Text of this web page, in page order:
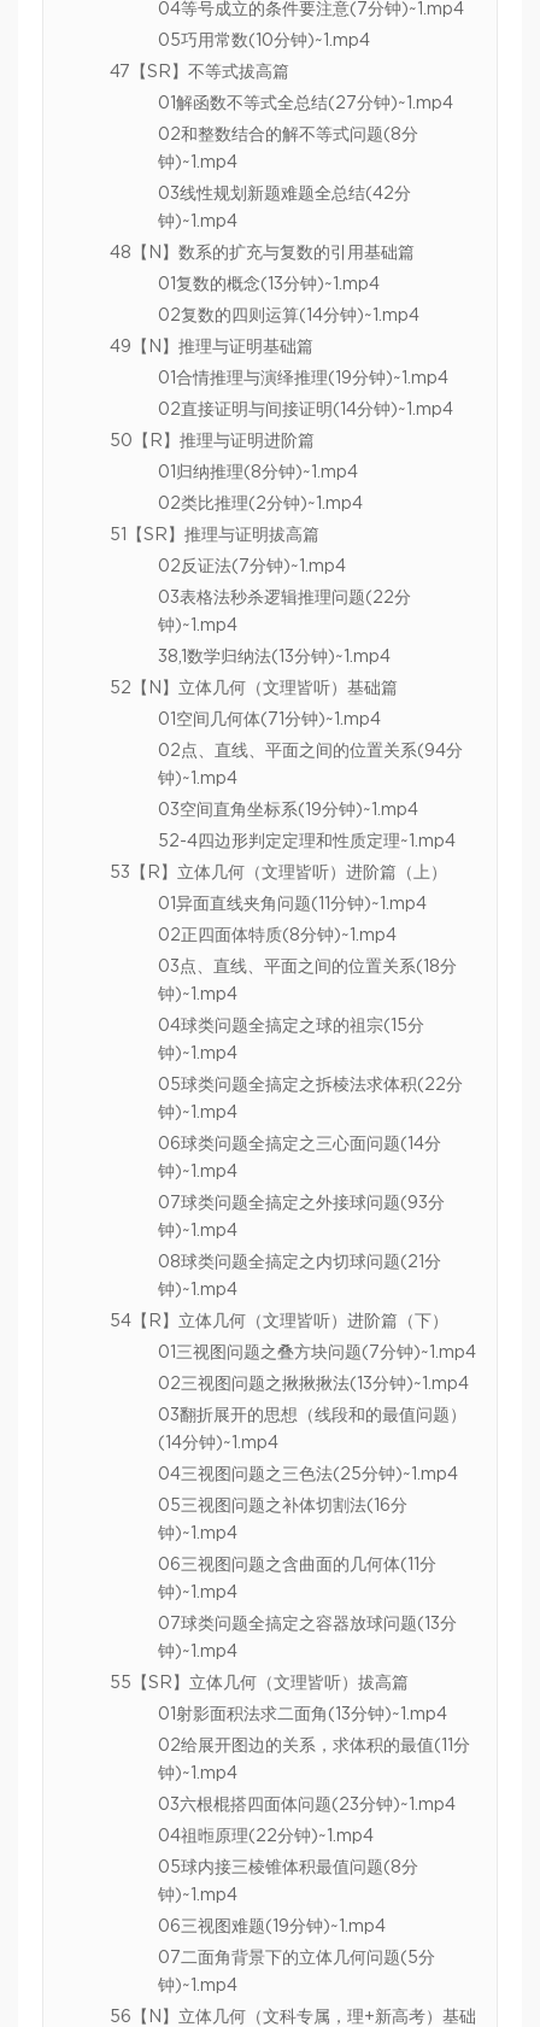
04等号成立的条件要注意(7分钟)~1.mp4
05巧用常数(10分钟)~1.mp4
47【SR】不等式拔高篇
01解函数不等式全总结(27分钟)~1.mp4
02和整数结合的解不等式问题(8分
钟)~1.mp4
03线性规划新题难题全总结(42分
钟)~1.mp4
48【N】数系的扩充与复数的引用基础篇
01复数的概念(13分钟)~1.mp4
02复数的四则运算(14分钟)~1.mp4
49【N】推理与证明基础篇
01合情推理与演绎推理(19分钟)~1.mp4
02直接证明与间接证明(14分钟)~1.mp4
50【R】推理与证明进阶篇
01归纳推理(8分钟)~1.mp4
02类比推理(2分钟)~1.mp4
51【SR】推理与证明拔高篇
02反证法(7分钟)~1.mp4
03表格法秒杀逻辑推理问题(22分
钟)~1.mp4
38,1数学归纳法(13分钟)~1.mp4
52【N】立体几何（文理皆听）基础篇
01空间几何体(71分钟)~1.mp4
02点、直线、平面之间的位置关系(94分
钟)~1.mp4
03空间直角坐标系(19分钟)~1.mp4
52-4四边形判定定理和性质定理~1.mp4
53【R】立体几何（文理皆听）进阶篇（上）
01异面直线夹角问题(11分钟)~1.mp4
02正四面体特质(8分钟)~1.mp4
03点、直线、平面之间的位置关系(18分
钟)~1.mp4
04球类问题全搞定之球的祖宗(15分
钟)~1.mp4
05球类问题全搞定之拆棱法求体积(22分
钟)~1.mp4
06球类问题全搞定之三心面问题(14分
钟)~1.mp4
07球类问题全搞定之外接球问题(93分
钟)~1.mp4
08球类问题全搞定之内切球问题(21分
钟)~1.mp4
54【R】立体几何（文理皆听）进阶篇（下）
01三视图问题之叠方块问题(7分钟)~1.mp4
02三视图问题之揪揪揪法(13分钟)~1.mp4
03翻折展开的思想（线段和的最值问题）
(14分钟)~1.mp4
04三视图问题之三色法(25分钟)~1.mp4
05三视图问题之补体切割法(16分
钟)~1.mp4
06三视图问题之含曲面的几何体(11分
钟)~1.mp4
07球类问题全搞定之容器放球问题(13分
钟)~1.mp4
55【SR】立体几何（文理皆听）拔高篇
01射影面积法求二面角(13分钟)~1.mp4
02给展开图边的关系，求体积的最值(11分
钟)~1.mp4
03六根棍搭四面体问题(23分钟)~1.mp4
04祖暅原理(22分钟)~1.mp4
05球内接三棱锥体积最值问题(8分
钟)~1.mp4
06三视图难题(19分钟)~1.mp4
07二面角背景下的立体几何问题(5分
钟)~1.mp4
56【N】立体几何（文科专属，理+新高考）基础